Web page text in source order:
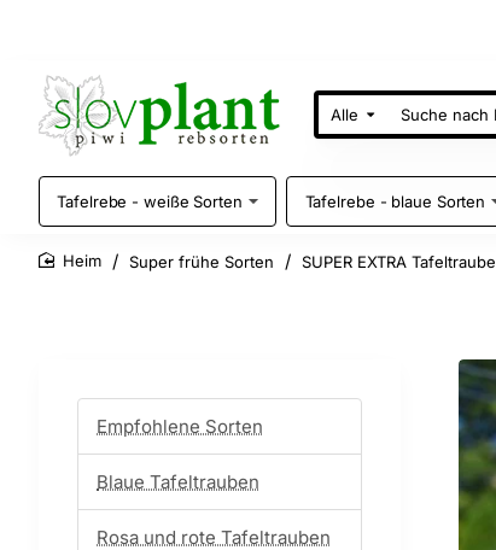
Alle
Suche
nach
Tafelrebe - weiße Sorten Tafelrebe - blaue Sorten
Super frühe Sorten SUPER EXTRA Tafeltraube
Empfohlene Sorten
Blaue Tafeltrauben
Rosa und rote Tafeltrauben